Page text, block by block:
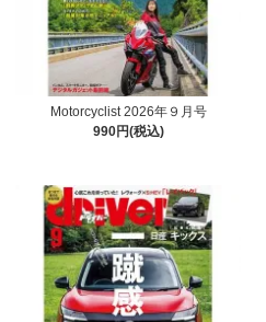
Motorcyclist 2026年９月号
990円(税込)